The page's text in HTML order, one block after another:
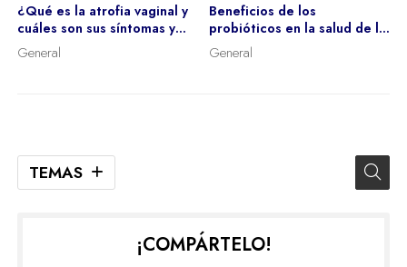
TEMAS
¿Qué es la atrofia vaginal y
cuáles son sus síntomas y
tratamiento?
General
Beneficios de los
probióticos en la salud de la
mujer
General
¡COMPÁRTELO!